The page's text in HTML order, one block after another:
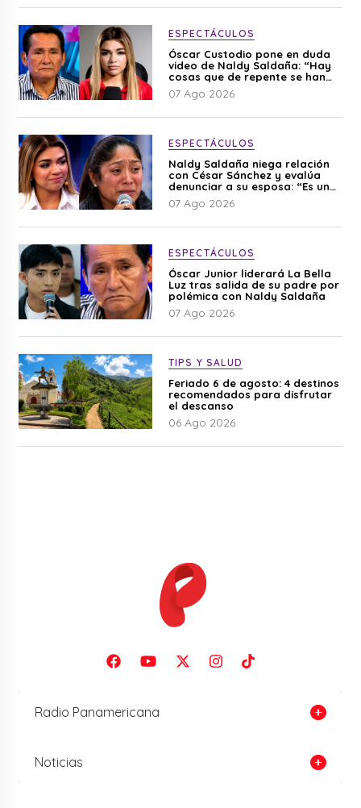
ESPECTÁCULOS
Óscar Custodio pone en duda
video de Naldy Saldaña: “Hay
cosas que de repente se han
editado”
07 Ago 2026
ESPECTÁCULOS
Naldy Saldaña niega relación
con César Sánchez y evalúa
denunciar a su esposa: “Es una
difamación”
07 Ago 2026
ESPECTÁCULOS
Óscar Junior liderará La Bella
Luz tras salida de su padre por
polémica con Naldy Saldaña
07 Ago 2026
TIPS Y SALUD
Feriado 6 de agosto: 4 destinos
recomendados para disfrutar
el descanso
06 Ago 2026
Radio Panamericana
Noticias